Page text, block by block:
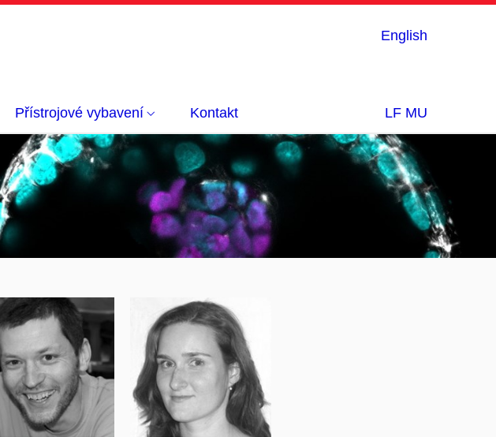
English
Přístrojové vybavení Kontakt LF MU
LUKÁŠ
ČAJÁNEK
ZUZANA
HOLUBCOVÁ